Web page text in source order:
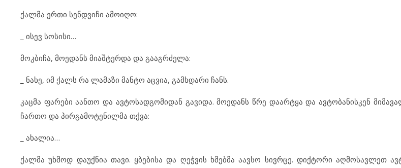
ქალმა ერთი სენდვიჩი ამოიღო:
_ ისევ სოსისი…
მოკბიჩა, მოედანს მიაშტერდა და გააგრძელა:
_ ნახე, იმ ქალს რა ლამაზი მანტო აცვია, გამხდარი ჩანს.
კაცმა ფარები აანთო და ავტოსადგომიდან გავიდა. მოედანს წრე დაარტყა და ავტობანისკენ
ჩართო და პირგამოტენილმა თქვა:
_ ახალია…
ქალმა უხმოდ დაუქნია თავი. ყბებისა და ღეჭვის ხმებმა აავსო სივრცე. დიქტორი აღმოსავლეთ